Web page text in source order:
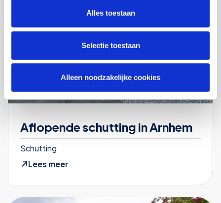
Alles toestaan
Selectie toestaan
Alleen noodzakelijke cookies
Aflopende schutting in Arnhem
Schutting
Lees meer